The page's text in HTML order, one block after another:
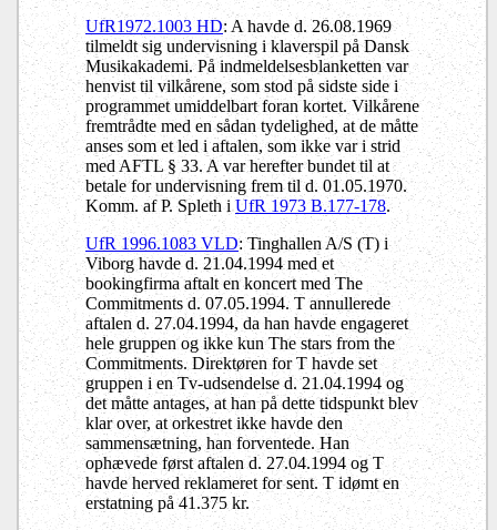
UfR1972.1003 HD: A havde d. 26.08.1969
tilmeldt sig undervisning i klaverspil på Dansk
Musikakademi. På indmeldelsesblanketten var
henvist til vilkårene, som stod på sidste side i
programmet umiddelbart foran kortet. Vilkårene
fremtrådte med en sådan tydelighed, at de måtte
anses som et led i aftalen, som ikke var i strid
med AFTL § 33. A var herefter bundet til at
betale for undervisning frem til d. 01.05.1970.
Komm. af P. Spleth iUfR 1973 B.177-178.
UfR 1996.1083 VLD: Tinghallen A/S (T) i
Viborg havde d. 21.04.1994 med et
bookingfirma aftalt en koncert med The
Commitments d. 07.05.1994. T annullerede
aftalen d. 27.04.1994, da han havde engageret
hele gruppen og ikke kun The stars from the
Commitments. Direktøren for T havde set
gruppen i en Tv-udsendelse d. 21.04.1994 og
det måtte antages, at han på dette tidspunkt blev
klar over, at orkestret ikke havde den
sammensætning, han forventede. Han
ophævede først aftalen d. 27.04.1994 og T
havde herved reklameret for sent. T idømt en
erstatning på 41.375 kr.